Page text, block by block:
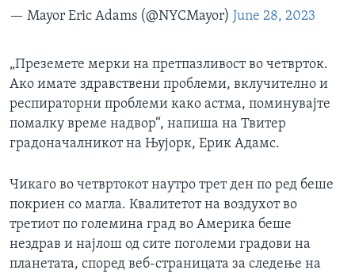
— Mayor Eric Adams (@NYCMayor) June 28, 2023
„Преземете мерки на претпазливост во четврток.
Ако имате здравствени проблеми, вклучително и
респираторни проблеми како астма, поминувајте
помалку време надвор“, напиша на Твитер
градоначалникот на Њујорк, Ерик Адамс.
Чикаго во четвртокот наутро трет ден по ред беше
покриен со магла. Квалитетот на воздухот во
третиот по големина град во Америка беше
нездрав и најлош од сите поголеми градови на
планетата, според веб-страницата за следење на